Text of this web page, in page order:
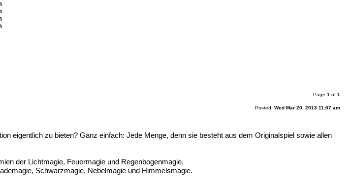
Page 1 of 1
Posted: Wed Mar 20, 2013 11:07 am
eigentlich zu bieten? Ganz einfach: Jede Menge, denn sie besteht aus dem Originalspiel sowie allen
der Lichtmagie, Feuermagie und Regenbogenmagie.
Schwarzmagie, Nebelmagie und Himmelsmagie.